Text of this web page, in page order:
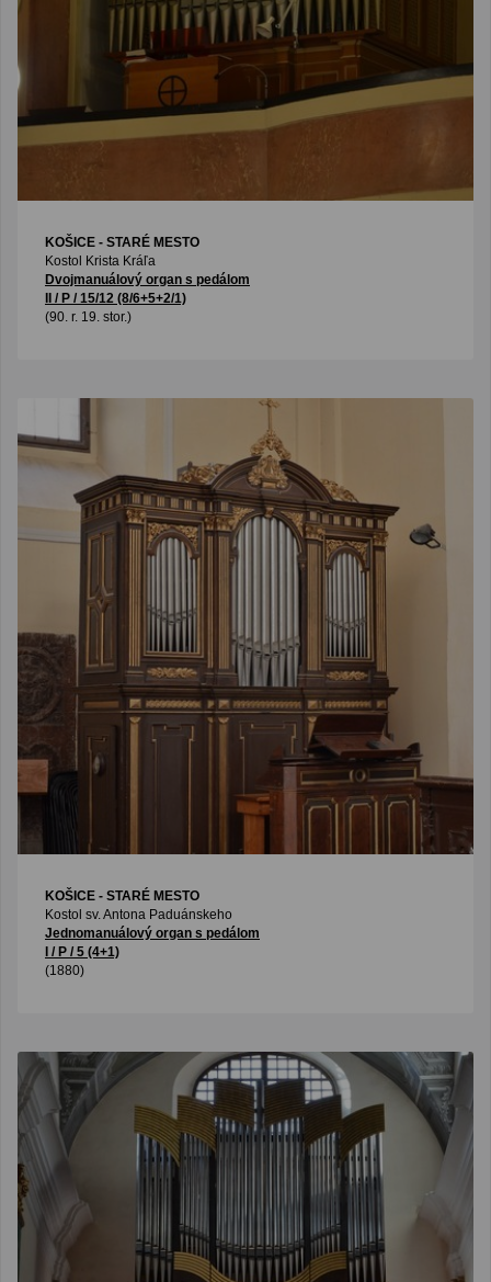
KOŠICE - STARÉ MESTO
Kostol Krista Kráľa
Dvojmanuálový organ s pedálom
II / P / 15/12 (8/6+5+2/1)
(90. r. 19. stor.)
KOŠICE - STARÉ MESTO
Kostol sv. Antona Paduánskeho
Jednomanuálový organ s pedálom
I / P / 5 (4+1)
(1880)